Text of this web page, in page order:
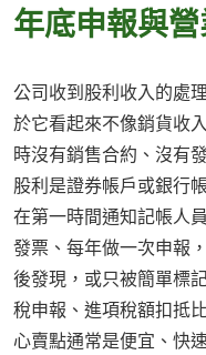
年底申報與
公司收到股利收入的處
於它看起來不像銷貨收
時沒有銷售合約、沒有
股利是證券帳戶或銀行
在第一時間通知記帳人
發票、每年做一次申報
後發現，或只被簡單標
稅申報、進項稅額扣抵
心賣點通常是便宜、快